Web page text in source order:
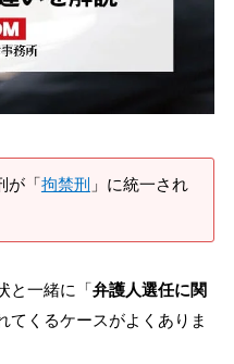
頼
たい
が「拘禁刑 」に統一され
と一緒に「弁護人選任に関
てくるケースがよくありま